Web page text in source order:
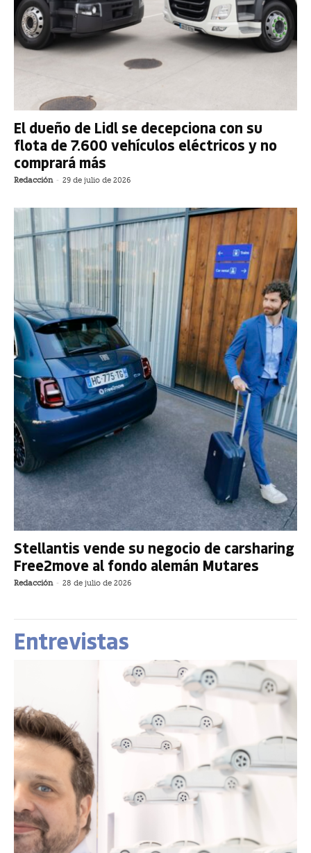
El dueño de Lidl se decepciona con su
flota de 7.600 vehículos eléctricos y no
comprará más
Redacción - 29 de julio de 2026
Stellantis vende su negocio de carsharing
Free2move al fondo alemán Mutares
Redacción - 28 de julio de 2026
Entrevistas